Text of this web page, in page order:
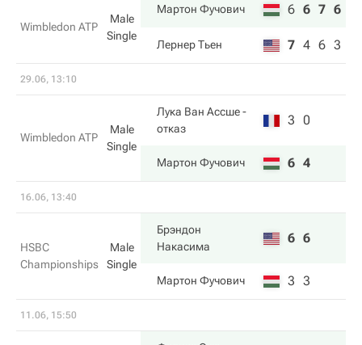
Wimbledon ATP
Male
Single
Мартон Фучович 6 6 7 6
Лернер Тьен 7 4 6 3
29.06, 13:10
Wimbledon ATP
Male
Single
Лука Ван Ассше-
отказ
3 0
Мартон Фучович 6 4
16.06, 13:40
HSBC
Championships
Male
Single
Брэндон
Накаcима
6 6
Мартон Фучович 3 3
11.06, 15:50